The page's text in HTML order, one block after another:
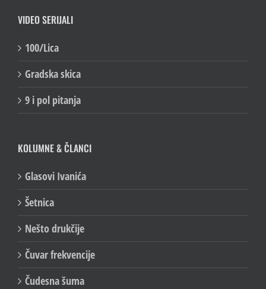
VIDEO SERIJALI
100/Lica
Gradska skica
9 i pol pitanja
KOLUMNE & ČLANCI
Glasovi Ivanića
Šetnica
Nešto drukčije
Čuvar frekvencije
Čudesna šuma